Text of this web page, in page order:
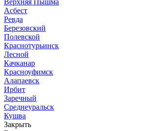
Асбест
Ревда
Березовский
Полевской
Краснотурьинск
Лесной
Качканар
Красноуфимск
Алапаевск
Ирбит
Заречный
Среднеуральск
Кушва
Закрыть